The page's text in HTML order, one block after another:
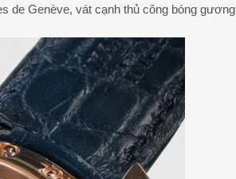
de Genève, vát cạnh thủ công bóng gương